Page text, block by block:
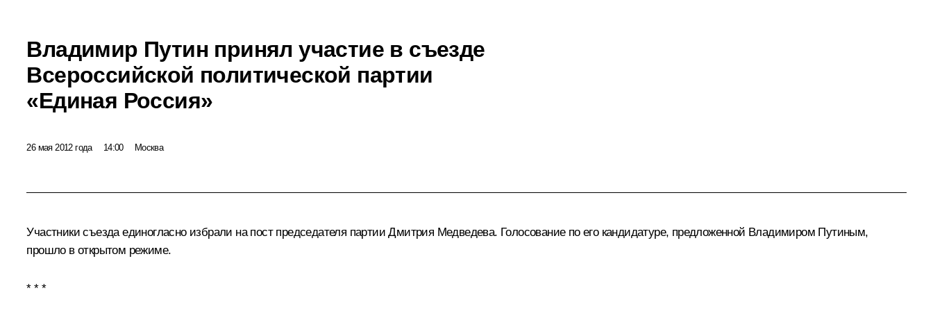
Владимир Путин принял участие в съезде
Всероссийской политической партии
«Единая Россия»
26 мая 2012 года 14:00 Москва
Участники съезда единогласно избрали на пост председателя партииДмитрия Медведева. Голосование по его кандидатуре, предложенной Владимиром Путиным,
прошло в открытом режиме.
* * *